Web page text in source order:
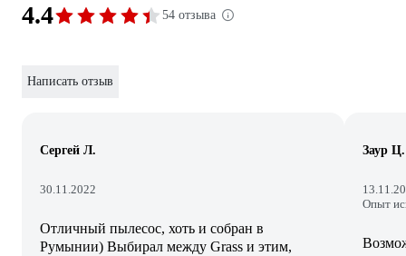
4.4 54 отзыва
Написать отзыв
Сергей Л.
30.11.2022
Отличный пылесос, хоть и собран в
Румынии) Выбирал между Grass и этим,
Заур Ц.
Опыт